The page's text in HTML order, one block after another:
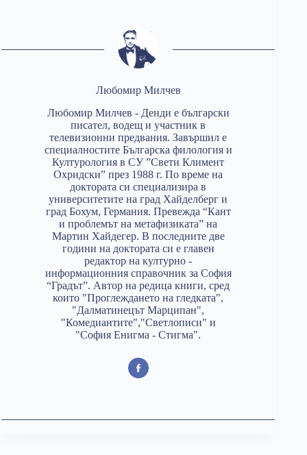
Любомир Милчев
Любомир Милчев - Денди е български
писател, водещ и участник в
телевизионни предвания. Завършил е
специалностите Българска филология и
Културология в СУ ”Свети Климент
Охридски” през 1988 г. По време на
доктората си специализира в
университетите на град Хайделберг и
град Бохум, Германия. Превежда “Кант
и проблемът на метафизиката” на
Мартин Хайдегер. В последните две
години на доктората си е главен
редактор на културно -
информационния справочник за София
“Градът”. Автор на редица книги, сред
които "Проглеждането на гледката",
"Далматинецът Марципан",
"Комедиантите","Светлописи" и
"София Енигма - Стигма".